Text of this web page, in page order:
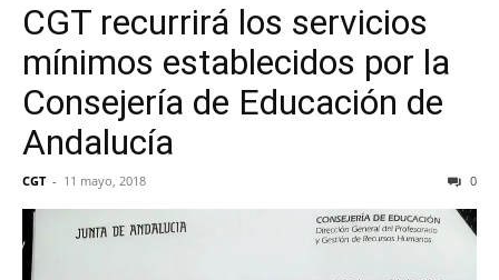
CGT recurrirá los servicios
mínimos establecidos por la
Consejería de Educación de
Andalucía
CGT - 11 mayo, 2018 0